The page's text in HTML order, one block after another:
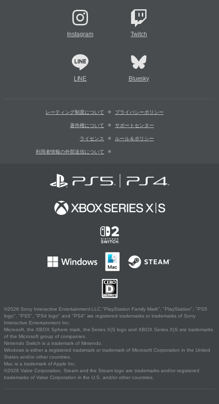
Instagram Twitch
LINE Bluesky
レーティング制度について プライバシーポリシー
著作権について サポートセンター
ライセンス ルール＆ポリシー
利用者情報の外部送信について
©2026 Sony Interactive Entertainment LLC."PlayStation Family Mark", "PlayStation", "PS5
logo", "PS5", "PS4 logo" and "PS4" are registered trademarks or trademarks of Sony
Interactive Entertainment Inc.
Microsoft, the XBOX Sphere mark, the Series X|S logo and XBOX Series X|S are trademarks
of the Microsoft group of companies.
Nintendo Switch is a trademark of Nintendo.
Windows is either a registered trademark or trademark of Microsoft Corporation in the United
States and/or other countries.
Mac is a trademark of Apple Inc.
©2026 Valve Corporation. Steam and the Steam logo are trademarks and/or registered
trademarks of Valve Corporation in the U.S. and/or other countries.